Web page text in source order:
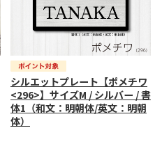
シルエットプレート【ポメチワ
<296>】サイズM / シルバー / 書
体1（和文：明朝体/英文：明朝
体）